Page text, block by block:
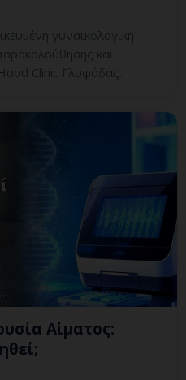
γυναικολογική
και
Clinic Γλυφάδας.
Αίματος: